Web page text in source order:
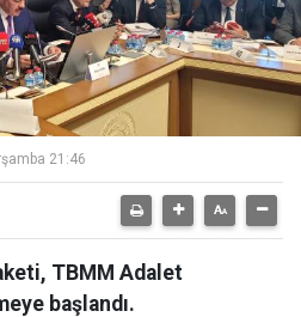
21:46
TBMM Adalet
başlandı.